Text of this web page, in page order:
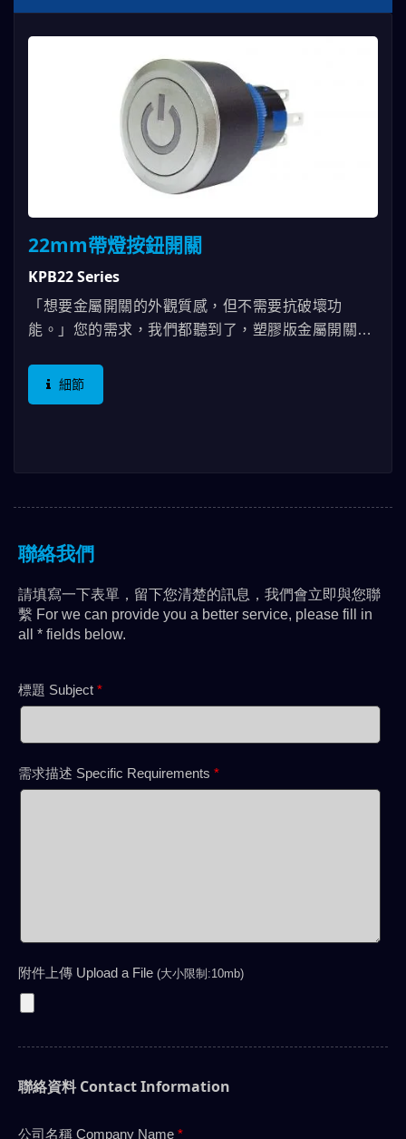
22mm帶燈按鈕開關
KPB22 Series
「想要金屬開關的外觀質感，但不需要抗破壞功
能。」您的需求，我們都聽到了，塑膠版金屬開關，
用22mm開孔或16mm開孔安裝方式，外露的外觀更
經過處理，產生金屬質感，讓客戶安裝在設備上，更
防水防塵IP65等級，現在再增加了TUV與ENEC，不
細節